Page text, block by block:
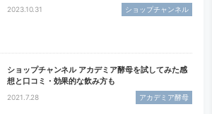
2023.10.31 ショップチャンネル
ショップチャンネル アカデミア酵母を試してみた感
想と口コミ・効果的な飲み方も
2021.7.28 アカデミア酵母